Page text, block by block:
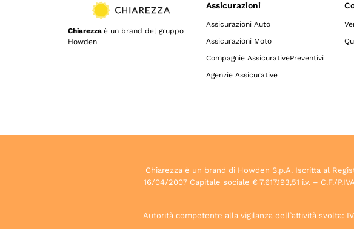
Chiarezza è un brand del gruppo
Howden
Assicurazioni
Assicurazioni Auto
Assicurazioni Moto
Compagnie AssicurativePreventivi
Agenzie Assicurative
Chiarezza è un brand di Howden S.p.A. Iscritta al
16/04/2007 Capitale sociale € 7.617.193,51 i.v. – C.F./
Autorità competente alla vigilanza dell’attività svolta: